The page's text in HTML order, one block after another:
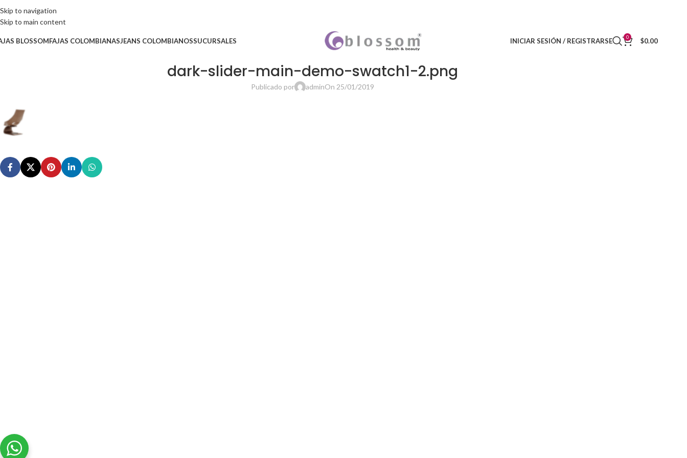
Skip to navigation
Skip to main content
BLOSSOMFAJAS COLOMBIANASJEANS COLOMBIANOSSUCURSALES INICIAR SESIÓN / REGISTRARSE 0 $0.00
dark-slider-main-demo-swatch1-2.png
Publicado por adminOn 25/01/2019